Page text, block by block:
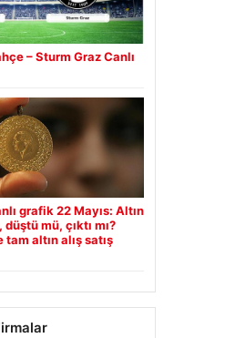
– Sturm Graz Canlı
grafik 22 Mayıs: Altın
mü, çıktı mı?
altın alış satış